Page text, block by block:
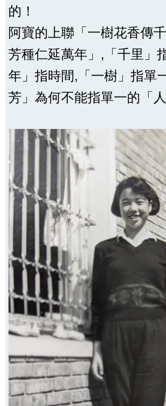
的！
阿寶的上聯「一樹花香傳
芳種仁延萬年」,「千里」
年」指時間,「一樹」指單
芳」為何不能指單一的「